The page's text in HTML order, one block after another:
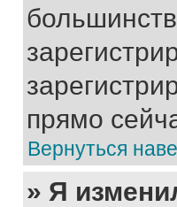
прямо
Вернуться
» Я